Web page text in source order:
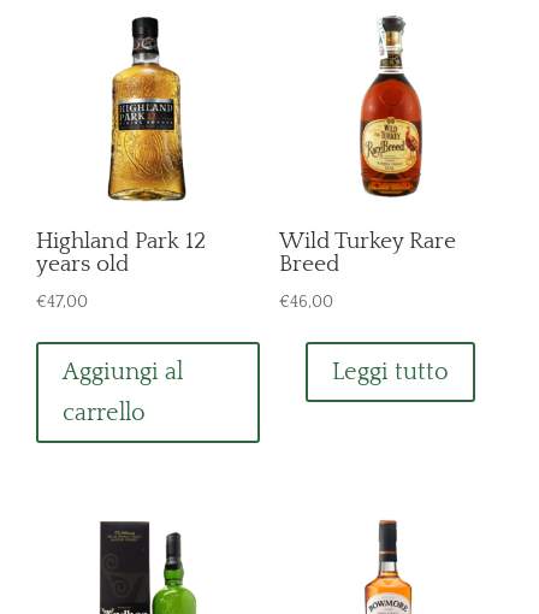
Highland Park 12
years old
€47,00
Aggiungi al
carrello
Wild Turkey Rare
Breed
€46,00
Leggi tutto